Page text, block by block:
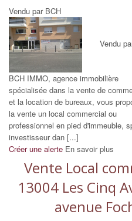
Vendu par BCH
Vendu
BCH IMMO, agence immobilière
spécialisée dans la vente de
et la location de bureaux, vous
la vente un local commercial ou
professionnel en pied d'immeuble,
investisseur dan [...]
Créer une alerte En savoir plus
Vente Local
13004 Les Cinq
avenue